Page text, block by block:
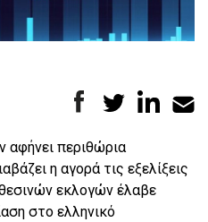
αφήνει περιθώρια
η αγορά τις εξελίξεις
εκλογών έλαβε
στο ελληνικό